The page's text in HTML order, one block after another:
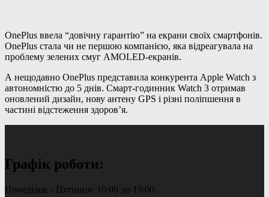
OnePlus ввела “довічну гарантію” на екрани своїх смартфонів.
OnePlus стала чи не першою компанією, яка відреагувала на
проблему зелених смуг AMOLED-екранів.
А нещодавно OnePlus представила конкурента Apple Watch з
автономністю до 5 днів. Смарт-годинник Watch 3 отримав
оновлений дизайн, нову антену GPS і різні поліпшення в
частині відстеження здоров’я.
Графік роботи:
Понеділок - Пятниця: 10:00 до 19:00